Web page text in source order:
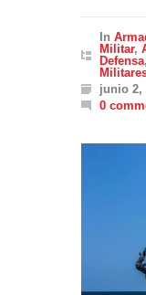
In
Militar,
Defensa,
junio 2,
0